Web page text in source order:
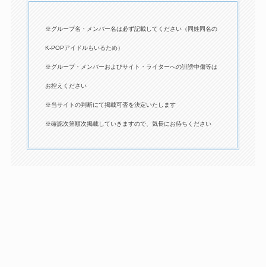
※グループ名・メンバー名は必ず記載してください（同姓同名の
K-POPアイドルもいるため）
※グループ・メンバーおよびサイト・ライターへの誹謗中傷等は
お控えください
※当サイトの判断にて掲載可否を決定いたします
※確認次第順次掲載していきますので、気長にお待ちください